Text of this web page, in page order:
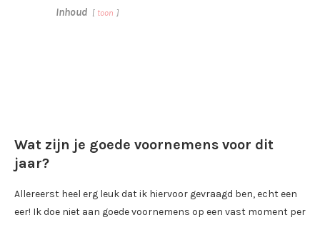
Inhoud toon
Wat zijn je goede voornemens voor dit
jaar?
Allereerst heel erg leuk dat ik hiervoor gevraagd ben, echt een
eer! Ik doe niet aan goede voornemens op een vast moment per